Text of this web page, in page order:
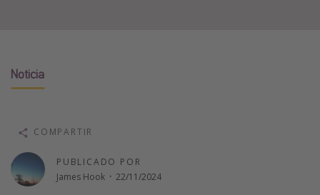
Ofertas para Vacaciones Activas
Vacaciones de Playa
Viajes para singles
Escapadas románticas
Noticia
PUBLICADO POR
James Hook · 22/11/2024
COMPARTIR